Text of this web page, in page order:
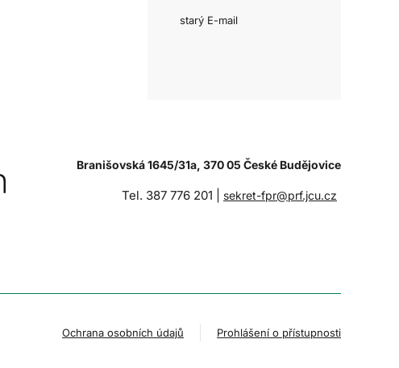
starý E-mail
Branišovská 1645/31a, 370 05 České Budějovice
Tel. 387 776 201 | sekret-fpr@prf.jcu.cz
Ochrana osobních údajů Prohlášení o přístupnosti